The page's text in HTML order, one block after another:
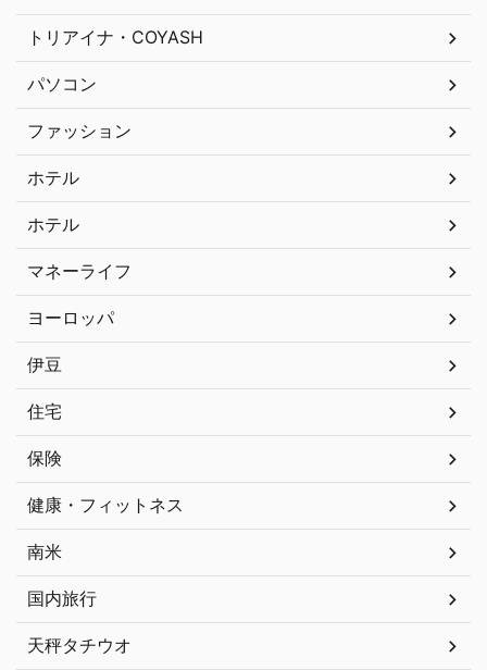
トリアイナ・COYASH
パソコン
ファッション
ホテル
ホテル
マネーライフ
ヨーロッパ
伊豆
住宅
保険
健康・フィットネス
南米
国内旅行
天秤タチウオ